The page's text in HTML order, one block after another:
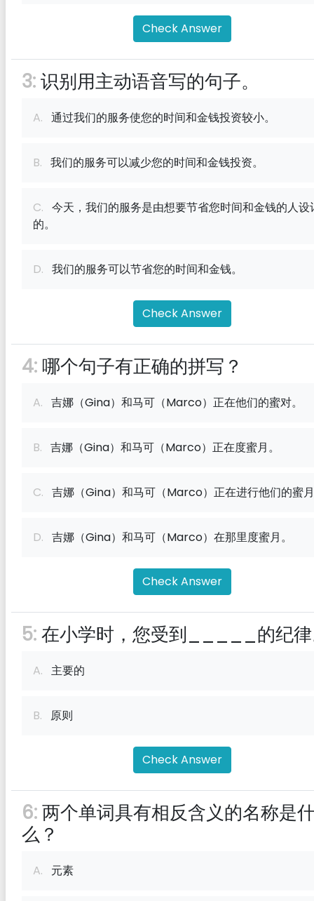
Check Answer
3:识别用主动语音写的句子。
A. 通过我们的服务使您的时间和金钱投资较小。
B. 我们的服务可以减少您的时间和金钱投资。
C. 今天，我们的服务是由想要节省您时间和金钱的人设
的。
D. 我们的服务可以节省您的时间和金钱。
Check Answer
4: 哪个句子有正确的拼写？
A. 吉娜（Gina）和马可（Marco）正在他们的蜜对。
B. 吉娜（Gina）和马可（Marco）正在度蜜月。
C. 吉娜（Gina）和马可（Marco）正在进行他们的蜜
D. 吉娜（Gina）和马可（Marco）在那里度蜜月。
Check Answer
5:在小学时，您受到_____的纪
A. 主要的
B. 原则
Check Answer
6:两个单词具有相反含义的名称是
么？
A. 元素